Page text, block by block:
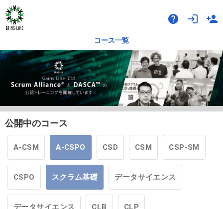
help login person_add
コース一覧
公開中のコース
A-CSM A-CSPO CSD CSM CSP-SM
CSPO スクラム基礎 データサイエンス
データサイエンス CLB CLP